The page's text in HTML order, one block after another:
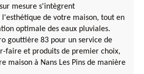
mesure s'intègrent
l'esthétique de votre maison, tout en
optimale des eaux pluviales.
gouttière 83 pour un service de
faire et produits de premier choix,
maison à Nans Les Pins de manière